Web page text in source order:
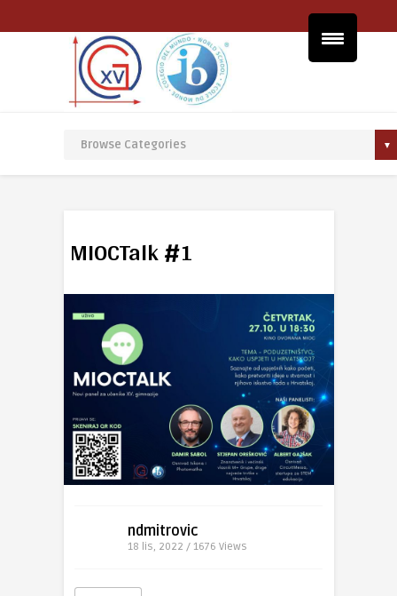
MIOCTalk #1
ndmitrovic
18 lis, 2022 / 1676 Views